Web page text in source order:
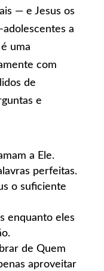
— e Jesus os
a
uma
com
de
e
a Ele.
perfeitas.
o suficiente
enquanto eles
de Quem
aproveitar